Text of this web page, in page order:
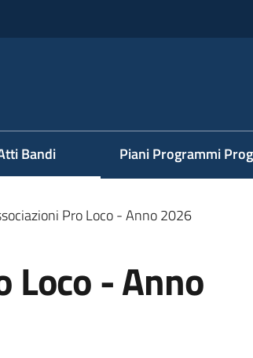
Bandi Piani Programmi
Pro Loco - Anno 2026
Loco - Anno